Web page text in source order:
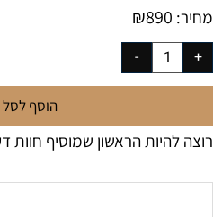
מחיר:
₪890
הוסף לסל
רוצה להיות הראשון שמוסיף חוות